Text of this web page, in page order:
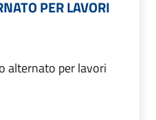
PER LAVORI
alternato per lavori